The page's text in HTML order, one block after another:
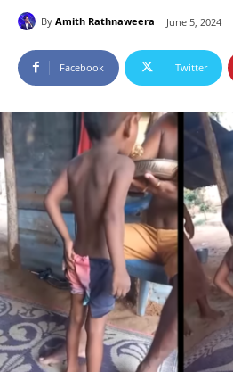
By Amith Rathnaweera June 5, 2024
Facebook Twitter